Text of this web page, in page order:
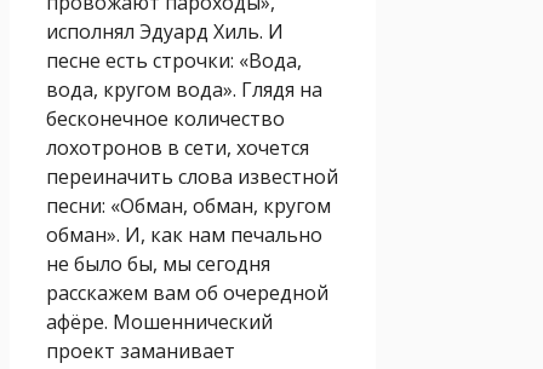
исполнял Эдуард Хиль. И
песне есть строчки: «Вода,
вода, кругом вода». Глядя на
бесконечное количество
лохотронов в сети, хочется
переиначить слова известной
песни: «Обман, обман, кругом
обман». И, как нам печально
не было бы, мы сегодня
расскажем вам об очередной
афёре. Мошеннический
проект заманивает